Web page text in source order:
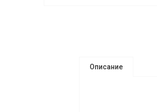
Описание